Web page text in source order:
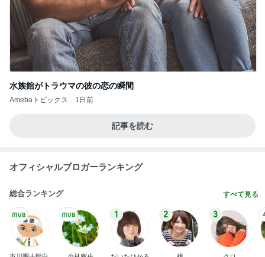
水族館がトラウマの彼の恋の瞬間
Amebaトピックス 1日前
記事を読む
オフィシャルブロガーランキング
総合ランキング すべて見る
1 2 3